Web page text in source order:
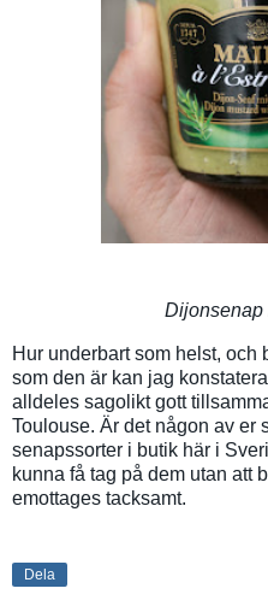
Dijonsenap
Hur underbart som helst, och
som den är kan jag
alldeles sagolikt gott
Toulouse. Är det någon av er
senapssorter i butik här i
kunna få tag på dem utan att
emottages tacksamt.
Dela